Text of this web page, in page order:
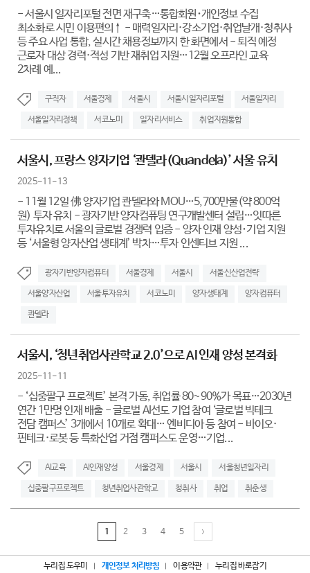
- 서울시 일자리포털 전면 재구축…통합회원･개인정보 수집
최소화로 시민 이용편의↑ - 매력일자리·강소기업·취업날개·청취사
등 주요 사업 통합, 실시간 채용정보까지 한 화면에서 - 퇴직 예정
근로자 대상 경력·적성 기반 재취업 지원…12월 오프라인 교육
2차례 예...
구직자 서울경제 서울시 서울시일자리포털 서울일자리
서울일자리정책 서코노미 일자리서비스 취업지원통합
서울시, 프랑스 양자기업 ‘콴델라(Quandela)’ 서울 유치
2025-11-13
- 11월 12일 佛 양자기업 콴델라와 MOU…5,700만불(약 800억
원) 투자 유치 - 광자기반 양자컴퓨팅 연구개발센터 설립…잇따른
투자유치로 서울의 글로벌 경쟁력 입증 - 양자 인재 양성･기업 지원
등 ‘서울형 양자산업 생태계’ 박차…투자 인센티브 지원 ...
광자기반양자컴퓨터 서울경제 서울시 서울신산업전략
서울양자산업 서울투자유치 서코노미 양자생태계 양자컴퓨터
콴델라
서울시, ‘청년취업사관학교 2.0’으로 AI 인재 양성 본격화
2025-11-11
- ‘십중팔구 프로젝트’ 본격 가동, 취업률 80~90%가 목표…2030년
연간 1만명 인재 배출 - 글로벌 AI선도 기업 참여 ‘글로벌 빅테크
전담 캠퍼스’ 3개에서 10개로 확대… 엔비디아 등 참여 - 바이오·
핀테크·로봇 등 특화산업 거점 캠퍼스도 운영…기업...
AI교육 AI인재양성 서울경제 서울시 서울청년일자리
십중팔구프로젝트 청년취업사관학교 청취사 취업 취춘생
1 2 3 4 5
누리집 도우미 개인정보 처리방침 이용약관 누리집 바로잡기